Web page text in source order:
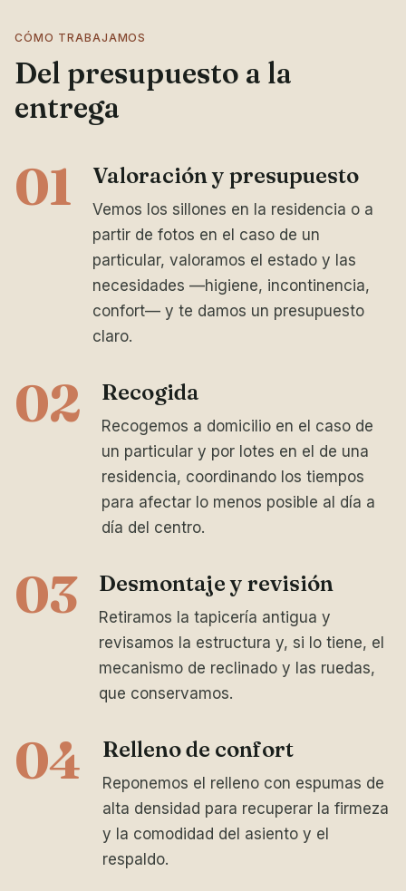
CÓMO TRABAJAMOS
Del presupuesto a la
entrega
01 Valoración y presupuesto
Vemos los sillones en la residencia o a
partir de fotos en el caso de un
particular, valoramos el estado y las
necesidades —higiene, incontinencia,
confort— y te damos un presupuesto
claro.
02 Recogida
Recogemos a domicilio en el caso de
un particular y por lotes en el de una
residencia, coordinando los tiempos
para afectar lo menos posible al día a
día del centro.
03 Desmontaje y revisión
Retiramos la tapicería antigua y
revisamos la estructura y, si lo tiene, el
mecanismo de reclinado y las ruedas,
que conservamos.
04 Relleno de confort
Reponemos el relleno con espumas de
alta densidad para recuperar la firmeza
y la comodidad del asiento y el
respaldo.